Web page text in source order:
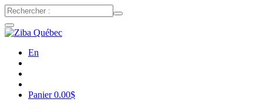
En
Panier0.00$